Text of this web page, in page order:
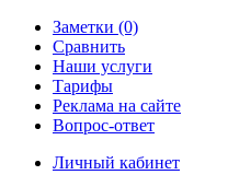
Заметки (0)
Сравнить
Наши услуги
Тарифы
Реклама на сайте
Вопрос-ответ
Личный кабинет